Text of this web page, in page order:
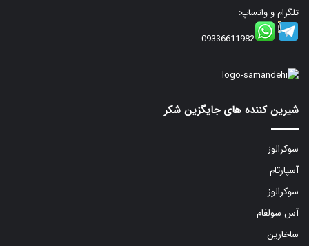
تلگرام و واتساپ:
09336611982
شیرین کننده های جایگزین شکر
سوکرالوز
آسپارتام
سوکرالوز
آس سولفام
ساخارین